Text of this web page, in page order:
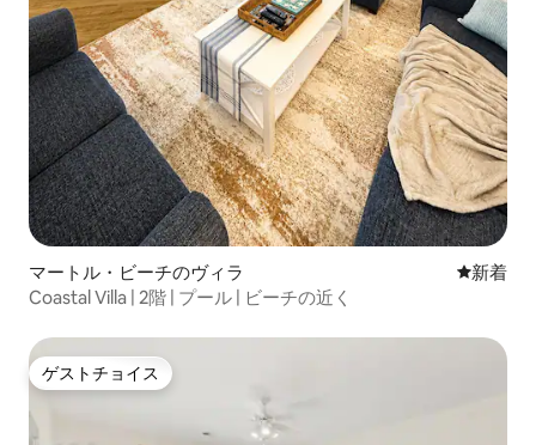
マートル・ビーチのヴィラ 新しい宿
新着
Coastal Villa | 2階 | プール | ビーチの近く
ゲストチョイス
ゲストチョイス